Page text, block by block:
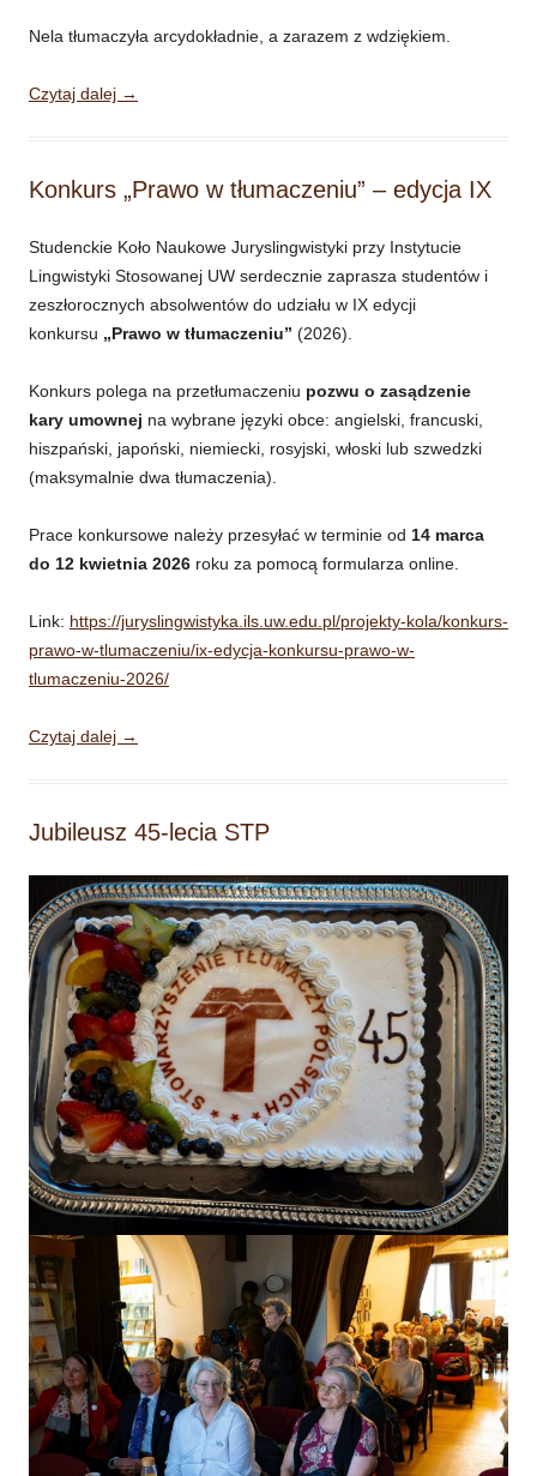
Nela tłumaczyła arcydokładnie, a zarazem z wdziękiem.
Czytaj dalej →
Konkurs „Prawo w tłumaczeniu” – edycja IX
Studenckie Koło Naukowe Juryslingwistyki przy Instytucie
Lingwistyki Stosowanej UW serdecznie zaprasza studentów i
zeszłorocznych absolwentów do udziału w IX edycji
konkursu „Prawo w tłumaczeniu” (2026).
Konkurs polega na przetłumaczeniu pozwu o zasądzenie
kary umownej na wybrane języki obce: angielski, francuski,
hiszpański, japoński, niemiecki, rosyjski, włoski lub szwedzki
(maksymalnie dwa tłumaczenia).
Prace konkursowe należy przesyłać w terminie od 14 marca
do 12 kwietnia 2026 roku za pomocą formularza online.
Link: https://juryslingwistyka.ils.uw.edu.pl/projekty-kola/konkurs-
prawo-w-tlumaczeniu/ix-edycja-konkursu-prawo-w-
tlumaczeniu-2026/
Czytaj dalej →
Jubileusz 45-lecia STP